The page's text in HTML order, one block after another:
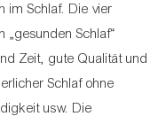
im Schlaf. Die vier
Schlaf“
Zeit, gute Qualität und
Schlaf ohne
usw. Die